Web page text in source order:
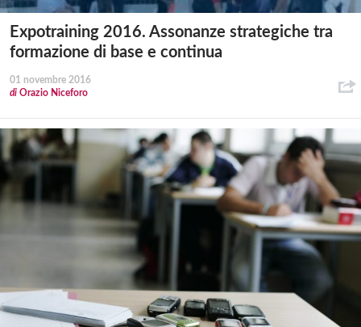
Expotraining 2016. Assonanze strategiche tra
formazione di base e continua
01 novembre 2016
di Orazio Niceforo